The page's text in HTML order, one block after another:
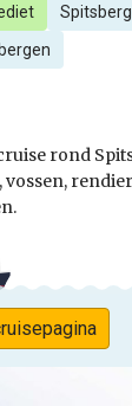
rond
vossen,